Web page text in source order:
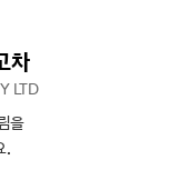
차
LTD
을
.